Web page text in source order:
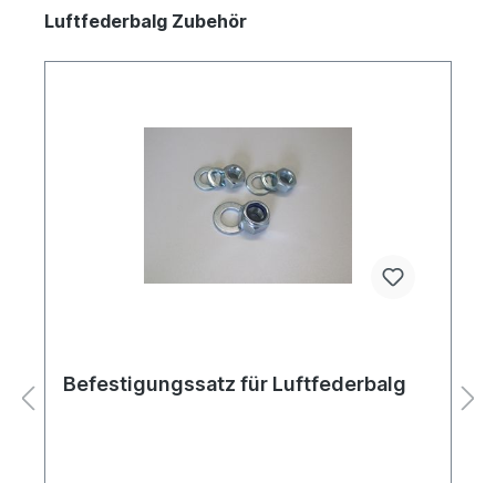
Luftfederbalg Zubehör
Befestigungssatz für Luftfederbalg